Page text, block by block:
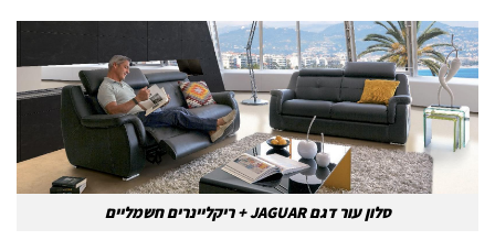
סלון עור דגם JAGUAR + ריקליינרים חשמליים